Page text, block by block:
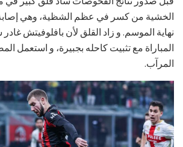
الخشية من كسر في عظم الشظية، وهي
نهاية الموسم. و زاد القلق لأن بافلوفيتش
المباراة مع تثبيت كاحله بجبيرة، و استعمل
المرآب.